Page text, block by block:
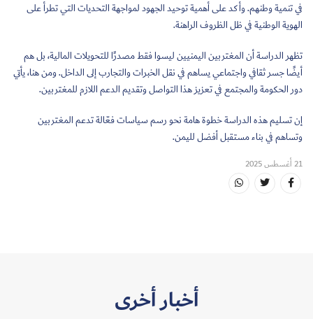
في تنمية وطنهم. وأكد على أهمية توحيد الجهود لمواجهة التحديات التي تطرأ على
الهوية الوطنية في ظل الظروف الراهنة.
تظهر الدراسة أن المغتربين اليمنيين ليسوا فقط مصدرًا للتحويلات المالية، بل هم
أيضًا جسر ثقافي واجتماعي يساهم في نقل الخبرات والتجارب إلى الداخل. ومن هنا، يأتي
دور الحكومة والمجتمع في تعزيز هذا التواصل وتقديم الدعم اللازم للمغتربين.
إن تسليم هذه الدراسة خطوة هامة نحو رسم سياسات فعّالة تدعم المغتربين
وتساهم في بناء مستقبل أفضل لليمن.
21 أغسطس 2025
أخبار أخرى